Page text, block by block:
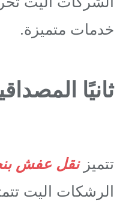
خدمات متميزة.
ثانيًا
تتميزنقل عفش
الرشكات اليت